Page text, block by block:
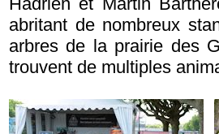
abritant de nombreux
arbres de la prairie des
trouvent de multiples